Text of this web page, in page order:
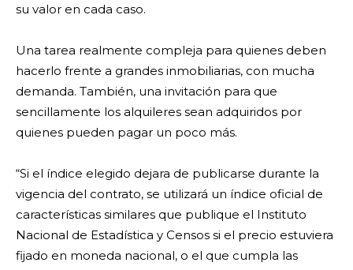
su valor en cada caso.
Una tarea realmente compleja para quienes deben
hacerlo frente a grandes inmobiliarias, con mucha
demanda. También, una invitación para que
sencillamente los alquileres sean adquiridos por
quienes pueden pagar un poco más.
“Si el índice elegido dejara de publicarse durante la
vigencia del contrato, se utilizará un índice oficial de
características similares que publique el Instituto
Nacional de Estadística y Censos si el precio estuviera
fijado en moneda nacional, o el que cumpla las